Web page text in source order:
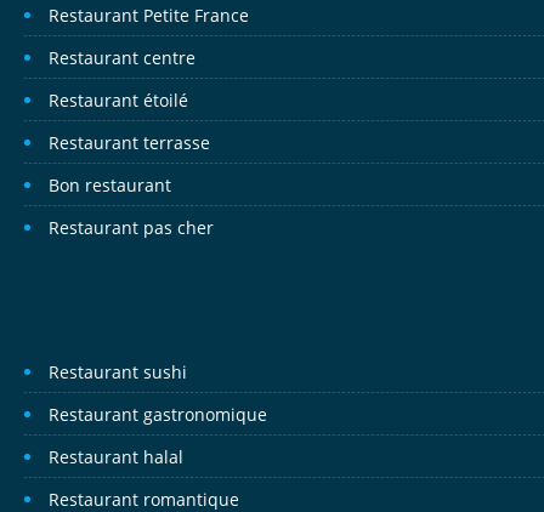
Restaurant Petite France
Restaurant centre
Restaurant étoilé
Restaurant terrasse
Bon restaurant
Restaurant pas cher
Restaurant sushi
Restaurant gastronomique
Restaurant halal
Restaurant romantique